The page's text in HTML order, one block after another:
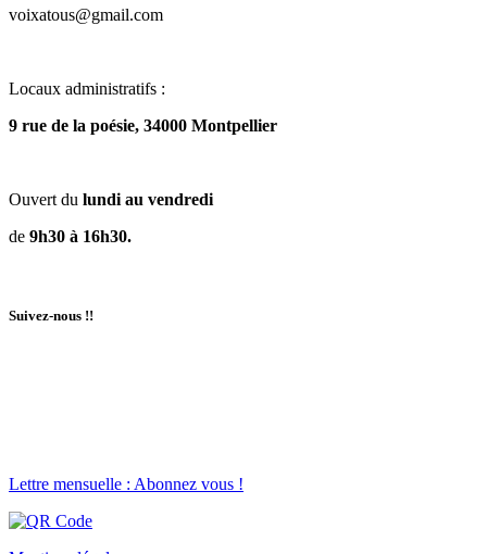
voixatous@gmail.com
Locaux administratifs :
9 rue de la poésie, 34000 Montpellier
Ouvert du lundi au vendredi
de 9h30 à 16h30.
Suivez-nous !!
Lettre mensuelle : Abonnez vous !